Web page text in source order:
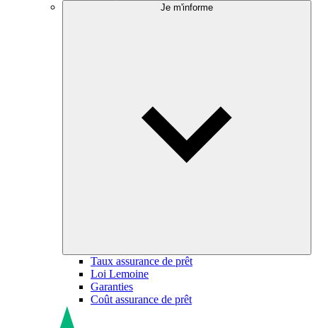
Je m'informe
Taux assurance de prêt
Loi Lemoine
Garanties
Coût assurance de prêt